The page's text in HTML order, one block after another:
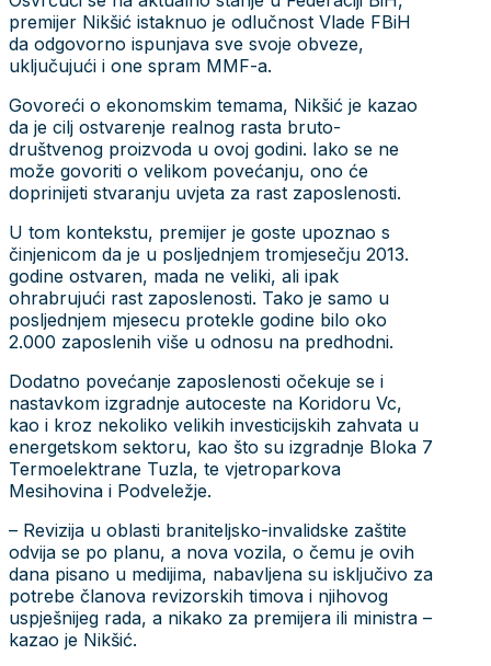
premijer Nikšić istaknuo je odlučnost Vlade FBiH
da odgovorno ispunjava sve svoje obveze,
uključujući i one spram MMF-a.
Govoreći o ekonomskim temama, Nikšić je kazao
da je cilj ostvarenje realnog rasta bruto-
društvenog proizvoda u ovoj godini. Iako se ne
može govoriti o velikom povećanju, ono će
doprinijeti stvaranju uvjeta za rast zaposlenosti.
U tom kontekstu, premijer je goste upoznao s
činjenicom da je u posljednjem tromjesečju 2013.
godine ostvaren, mada ne veliki, ali ipak
ohrabrujući rast zaposlenosti. Tako je samo u
posljednjem mjesecu protekle godine bilo oko
2.000 zaposlenih više u odnosu na predhodni.
Dodatno povećanje zaposlenosti očekuje se i
nastavkom izgradnje autoceste na Koridoru Vc,
kao i kroz nekoliko velikih investicijskih zahvata u
energetskom sektoru, kao što su izgradnje Bloka 7
Termoelektrane Tuzla, te vjetroparkova
Mesihovina i Podveležje.
– Revizija u oblasti braniteljsko-invalidske zaštite
odvija se po planu, a nova vozila, o čemu je ovih
dana pisano u medijima, nabavljena su isključivo za
potrebe članova revizorskih timova i njihovog
uspješnijeg rada, a nikako za premijera ili ministra –
kazao je Nikšić.